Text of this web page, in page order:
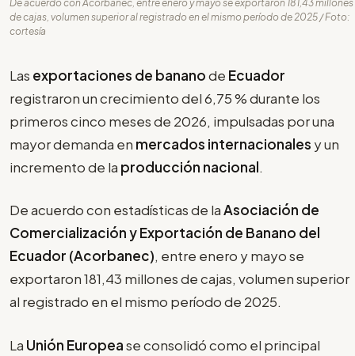
De acuerdo con Acorbanec, entre enero y mayo se exportaron 181,43 millones
de cajas, volumen superior al registrado en el mismo período de 2025 / Foto:
cortesía
Las exportaciones de bananode Ecuador
registraron un crecimiento del 6,75 % durante los
primeros cinco meses de 2026, impulsadas por una
mayor demanda en mercados internacionales y un
incremento de la producción nacional.
De acuerdo con estadísticas de laAsociación de
Comercialización y Exportación de Banano del
Ecuador (Acorbanec), entre enero y mayo se
exportaron 181,43 millones de cajas, volumen superior
al registrado en el mismo período de 2025.
La Unión Europease consolidó como el principal